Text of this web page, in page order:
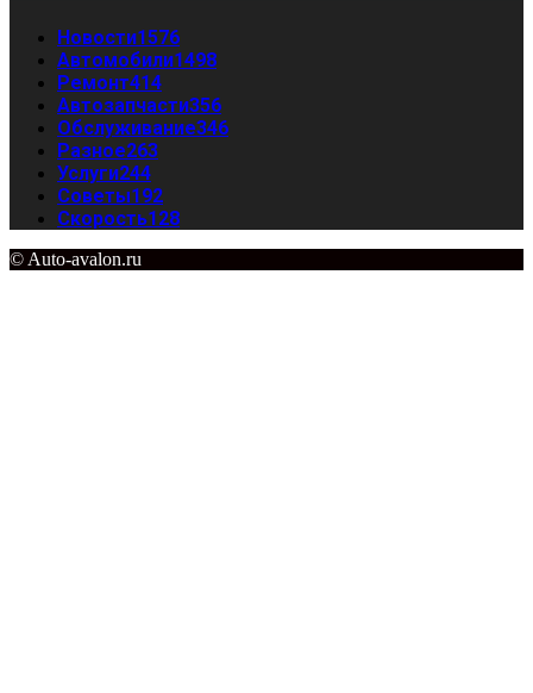
Новости1576
Автомобили1498
Ремонт414
Автозапчасти356
Обслуживание346
Разное263
Услуги244
Советы192
Скорость128
© Auto-avalon.ru